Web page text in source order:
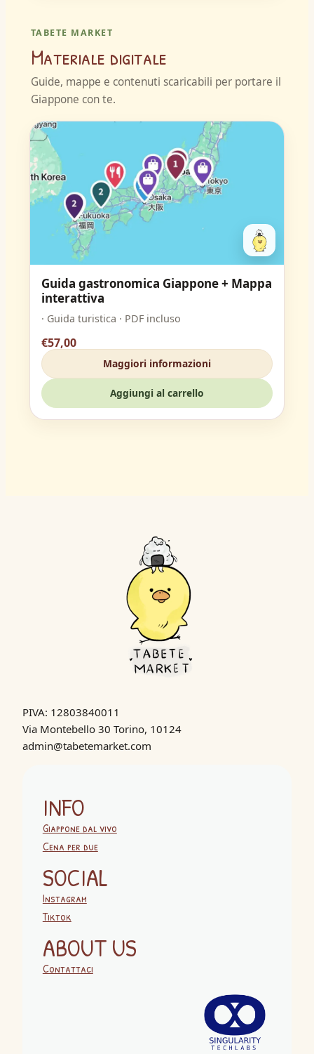
TABETE MARKET
Materiale digitale
Guide, mappe e contenuti scaricabili per portare il
Giappone con te.
Guida gastronomica Giappone + Mappa
interattiva
· Guida turistica · PDF incluso
€57,00
Maggiori informazioni
Aggiungi al carrello
PIVA: 12803840011
Via Montebello 30 Torino, 10124
admin@tabetemarket.com
INFO
Giappone dal vivo
Cena per due
SOCIAL
Instagram
Tiktok
ABOUT US
Contattaci